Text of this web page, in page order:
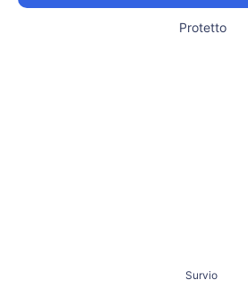
Protetto
Survio